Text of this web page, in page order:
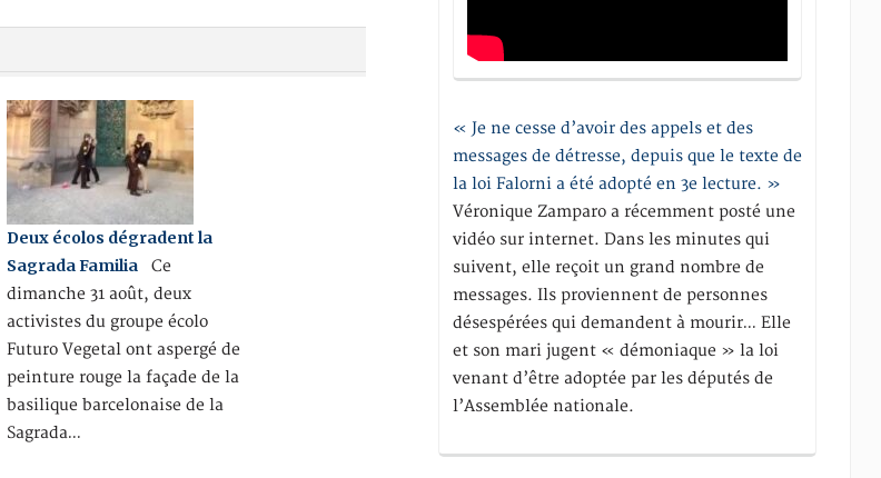
Deux écolos dégradent la
Sagrada FamiliaCe
dimanche 31 août, deux
activistes du groupe écolo
Futuro Vegetal ont aspergé de
peinture rouge la façade de la
basilique barcelonaise de la
Sagrada…
« Je ne cesse d’avoir des appels et des
messages de détresse, depuis que le texte de
la loi Falorni a été adopté en 3e lecture. »
Véronique Zamparo a récemment posté une
vidéo sur internet. Dans les minutes qui
suivent, elle reçoit un grand nombre de
messages. Ils proviennent de personnes
désespérées qui demandent à mourir… Elle
et son mari jugent « démoniaque » la loi
venant d’être adoptée par les députés de
l’Assemblée nationale.